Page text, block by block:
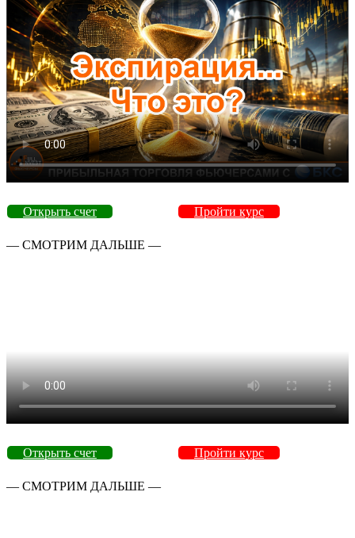
Открыть счет Пройти курс
— СМОТРИМ ДАЛЬШЕ —
Открыть счет Пройти курс
— СМОТРИМ ДАЛЬШЕ —